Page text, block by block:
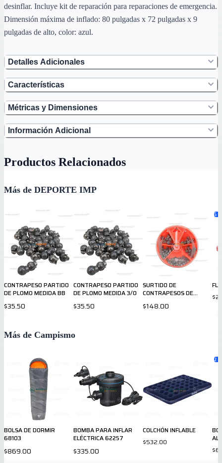
desinflar. Incluye kit de reparación para reparaciones de emergencia.
Dimensión máxima de inflado: 80 pulgadas x 72 pulgadas x 9
pulgadas de alto, color: azul.
Detalles Adicionales
Características
Métricas y Dimensiones
Información Adicional
Productos Relacionados
Más de DEPORTE IMP
CONTRAPESO PARTIDO
DE PLOMO MEDIDA BB
$35.50
CONTRAPESO PARTIDO
DE PLOMO MEDIDA 3/0
$35.50
SURTIDO DE
CONTRAPESOS DE
$148.00
5
Más de Campismo
BOLSA DE DORMIR
68103
$869.00
BOMBA PARA INFLAR
ELÉCTRICA 62257
$335.00
COLCHÓN INFLABLE
$532.00
2